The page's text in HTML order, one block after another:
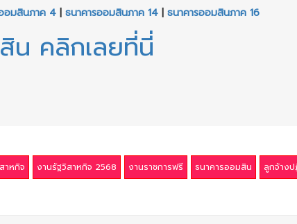
อมสินภาค 4 ธนาคารออมสินภาค 14 ธนาคารออมสินภาค 16
น คลิกเลยที่นี่
าหกิจ งานรัฐวิสาหกิจ 2568 งานราชการฟรี ธนาคารออมสิน
ลูกจ้าง